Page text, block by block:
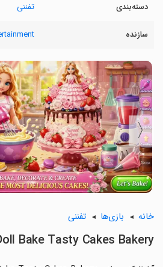
دسته‌بندی تفننی
سازنده
〈
خانه بازی‌ها تفننی
Bake Tasty Cakes Bakery